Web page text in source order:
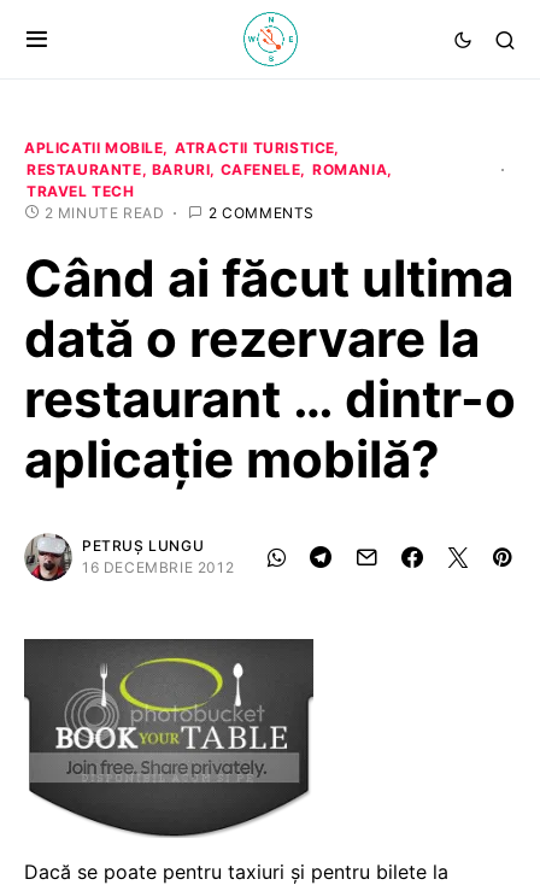
APLICATII MOBILE
ATRACTII TURISTICE
RESTAURANTE, BARURI, CAFENELE
ROMANIA
TRAVEL TECH
2 MINUTE READ
2 COMMENTS
Când ai făcut ultima
dată o rezervare la
restaurant … dintr-o
aplicaţie mobilă?
PETRUȘ LUNGU
16 DECEMBRIE 2012
Dacă se poate pentru taxiuri şi pentru bilete la